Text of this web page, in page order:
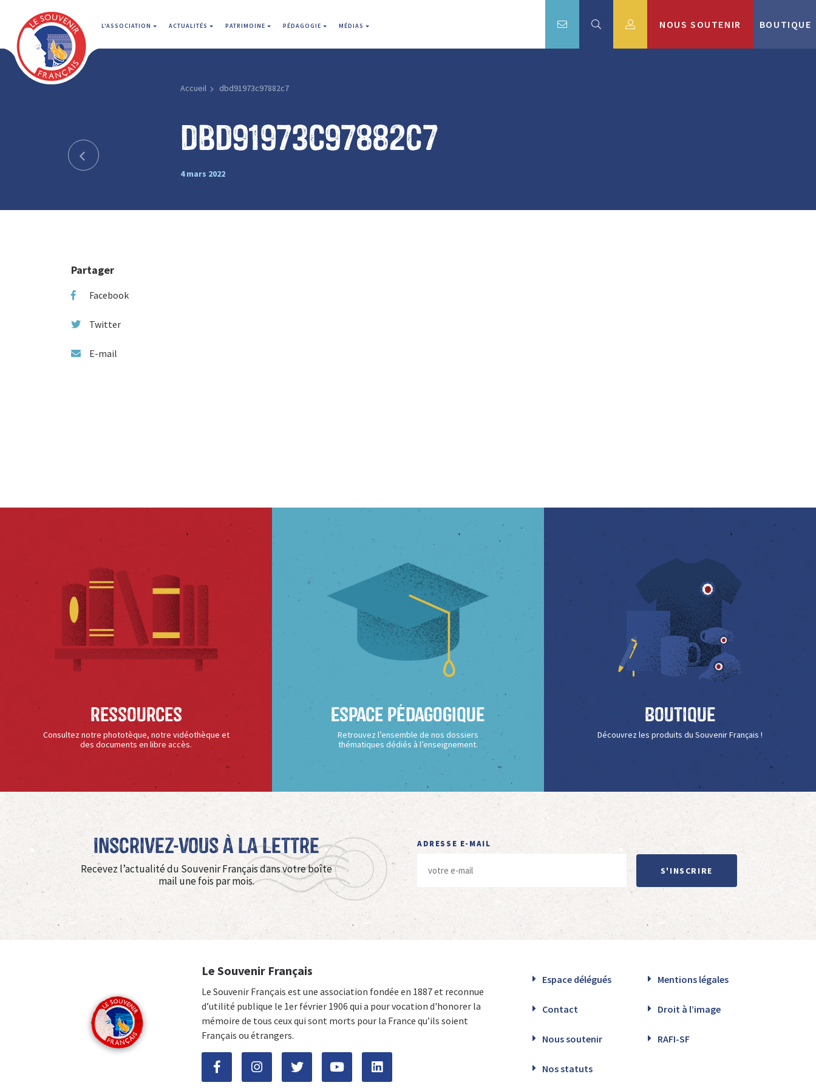
L'ASSOCIATION ACTUALITÉS PATRIMOINE PÉDAGOGIE MÉDIAS NOUS SOUTENIR BOUTIQUE
Accueil dbd91973c97882c7
dbd91973c97882c7
4 mars 2022
Partager
Facebook
Twitter
E-mail
Ressources
Consultez notre phototèque, notre vidéothèque et
des documents en libre accès.
Espace Pédagogique
Retrouvez l’ensemble de nos dossiers
thématiques dédiés à l’enseignement.
Boutique
Découvrez les produits du Souvenir Français !
Inscrivez-vous à La Lettre
Recevez l’actualité du Souvenir Français dans votre boîte
mail une fois par mois.
ADRESSE E-MAIL
S'INSCRIRE
Le Souvenir Français
Le Souvenir Français est une association fondée en 1887 et reconnue
d’utilité publique le 1er février 1906 qui a pour vocation d'honorer la
mémoire de tous ceux qui sont morts pour la France qu’ils soient
Français ou étrangers.
Espace délégués Mentions légales
Contact Droit à l’image
Nous soutenir RAFI-SF
Nos statuts